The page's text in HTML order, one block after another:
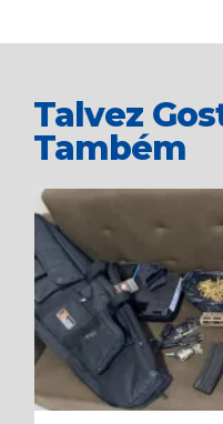
Talvez
Também